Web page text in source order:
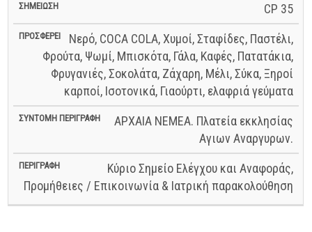
CP 35
Νερό, COCA COLA, Χυμοί, Σταφίδες, Παστέλι,
Φρούτα, Ψωμί, Μπισκότα, Γάλα, Καφές, Πατατάκια,
Φρυγανιές, Σοκολάτα, Ζάχαρη, Μέλι, Σύκα, Ξηροί
καρποί, Ισοτονικά, Γιαούρτι, ελαφριά γεύματα
ΑΡΧΑΙΑ ΝΕΜΕΑ. Πλατεία εκκλησίας
Αγιων Αναργυρων.
Κύριο Σημείο Ελέγχου και Αναφοράς,
Προμήθειες / Επικοινωνία & Ιατρική παρακολούθηση